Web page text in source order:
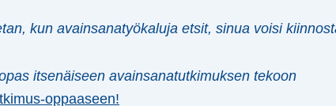
kun avainsanatyökaluja etsit, sinua voisi
itsenäiseen avainsanatutkimuksen tekoon
oppaaseen!